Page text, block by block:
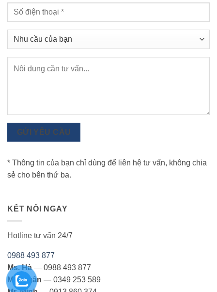
GỬI YÊU CẦU
* Thông tin của bạn chỉ dùng để liên hệ tư vấn, không chia
sẻ cho bên thứ ba.
KẾT NỐI NGAY
Hotline tư vấn 24/7
0988 493 877
Ms. Hà— 0988 493 877
Ms. Ngân — 0349 253 589